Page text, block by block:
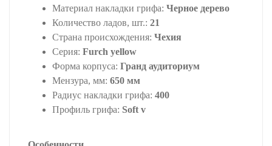
Материал накладки грифа: Черное дерево
Количество ладов, шт.: 21
Страна происхождения: Чехия
Серия: Furch yellow
Форма корпуса: Гранд аудиториум
Мензура, мм: 650 мм
Радиус накладки грифа: 400
Профиль грифа: Soft v